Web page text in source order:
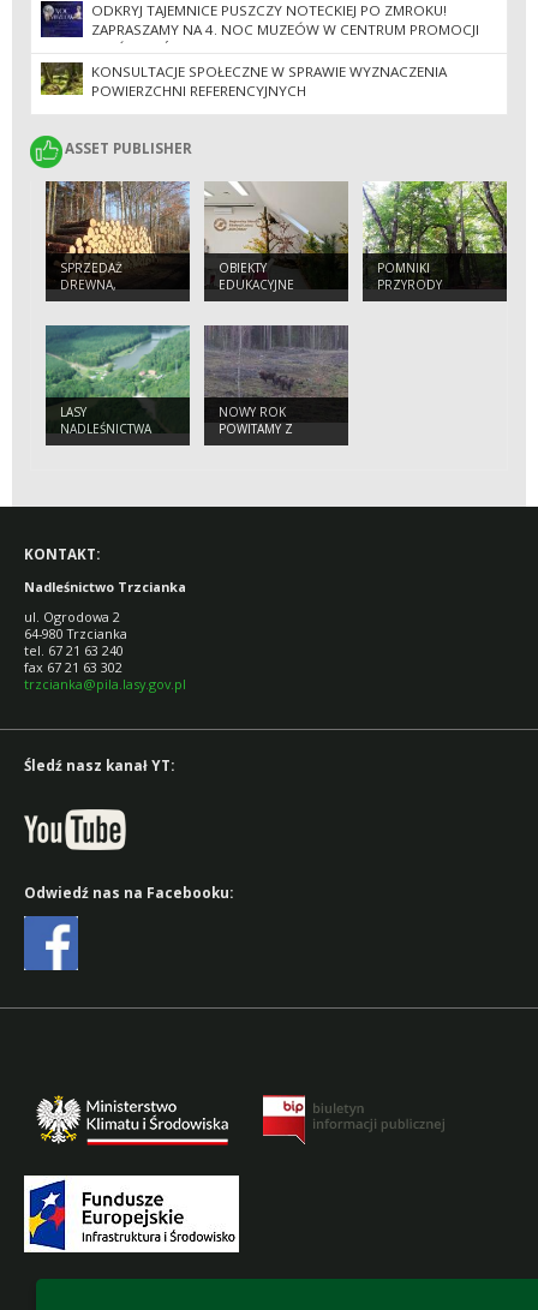
ODKRYJ TAJEMNICE PUSZCZY NOTECKIEJ PO ZMROKU!
ZAPRASZAMY NA 4. NOC MUZEÓW W CENTRUM PROMOCJI
LASÓW PAŃSTWOWYCH GORAJ-ZAMEK.
KONSULTACJE SPOŁECZNE W SPRAWIE WYZNACZENIA
POWIERZCHNI REFERENCYJNYCH
ASSET PUBLISHER
ASSET PUBLISHER
SPRZEDAŻ
DREWNA,
CHOINEK I
OBIEKTY
EDUKACYJNE
POMNIKI
PRZYRODY
LASY
NADLEŚNICTWA
NOWY ROK
POWITAMY Z
ŻUBRAMI
KONTAKT:
Nadleśnictwo Trzcianka
ul. Ogrodowa 2
64-980 Trzcianka
tel. 67 21 63 240
fax 67 21 63 302
trzcianka@pila.lasy.gov.pl
Śledź nasz kanał YT:
Odwiedź nas na Facebooku: